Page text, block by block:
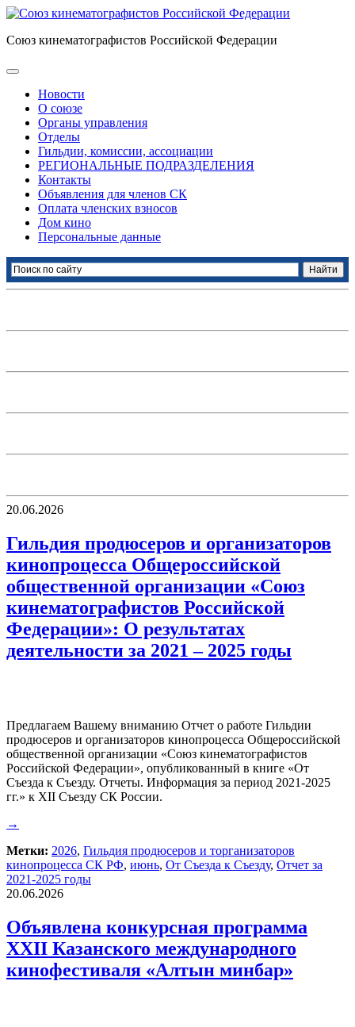
Союз кинематографистов Российской Федерации
Новости
О союзе
Органы управления
Отделы
Гильдии, комиссии, ассоциации
РЕГИОНАЛЬНЫЕ ПОДРАЗДЕЛЕНИЯ
Контакты
Объявления для членов СК
Оплата членских взносов
Дом кино
Персональные данные
20.06.2026
Гильдия продюсеров и организаторов
кинопроцесса Общероссийской
общественной организации «Союз
кинематографистов Российской
Федерации»: О результатах
деятельности за 2021 – 2025 годы
Предлагаем Вашему вниманию Отчет о работе Гильдии
продюсеров и организаторов кинопроцесса Общероссийской
общественной организации «Союз кинематографистов
Российской Федерации», опубликованный в книге «От
Съезда к Съезду. Отчеты. Информация за период 2021-2025
гг.» к XII Съезду СК России.
→
Метки: 2026, Гильдия продюсеров и торганизаторов
кинопроцесса СК РФ, июнь, От Съезда к Съезду, Отчет за
2021-2025 годы
20.06.2026
Объявлена конкурсная программа
XXII Казанского международного
кинофестиваля «Алтын минбар»